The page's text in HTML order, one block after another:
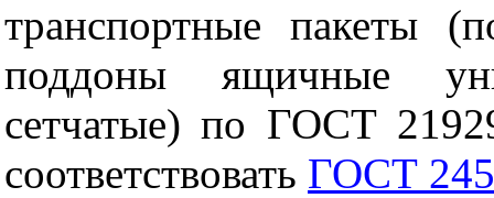
транспортные пакеты
поддоны ящичные
сетчатые) по ГОСТ
соответствовать ГОСТ